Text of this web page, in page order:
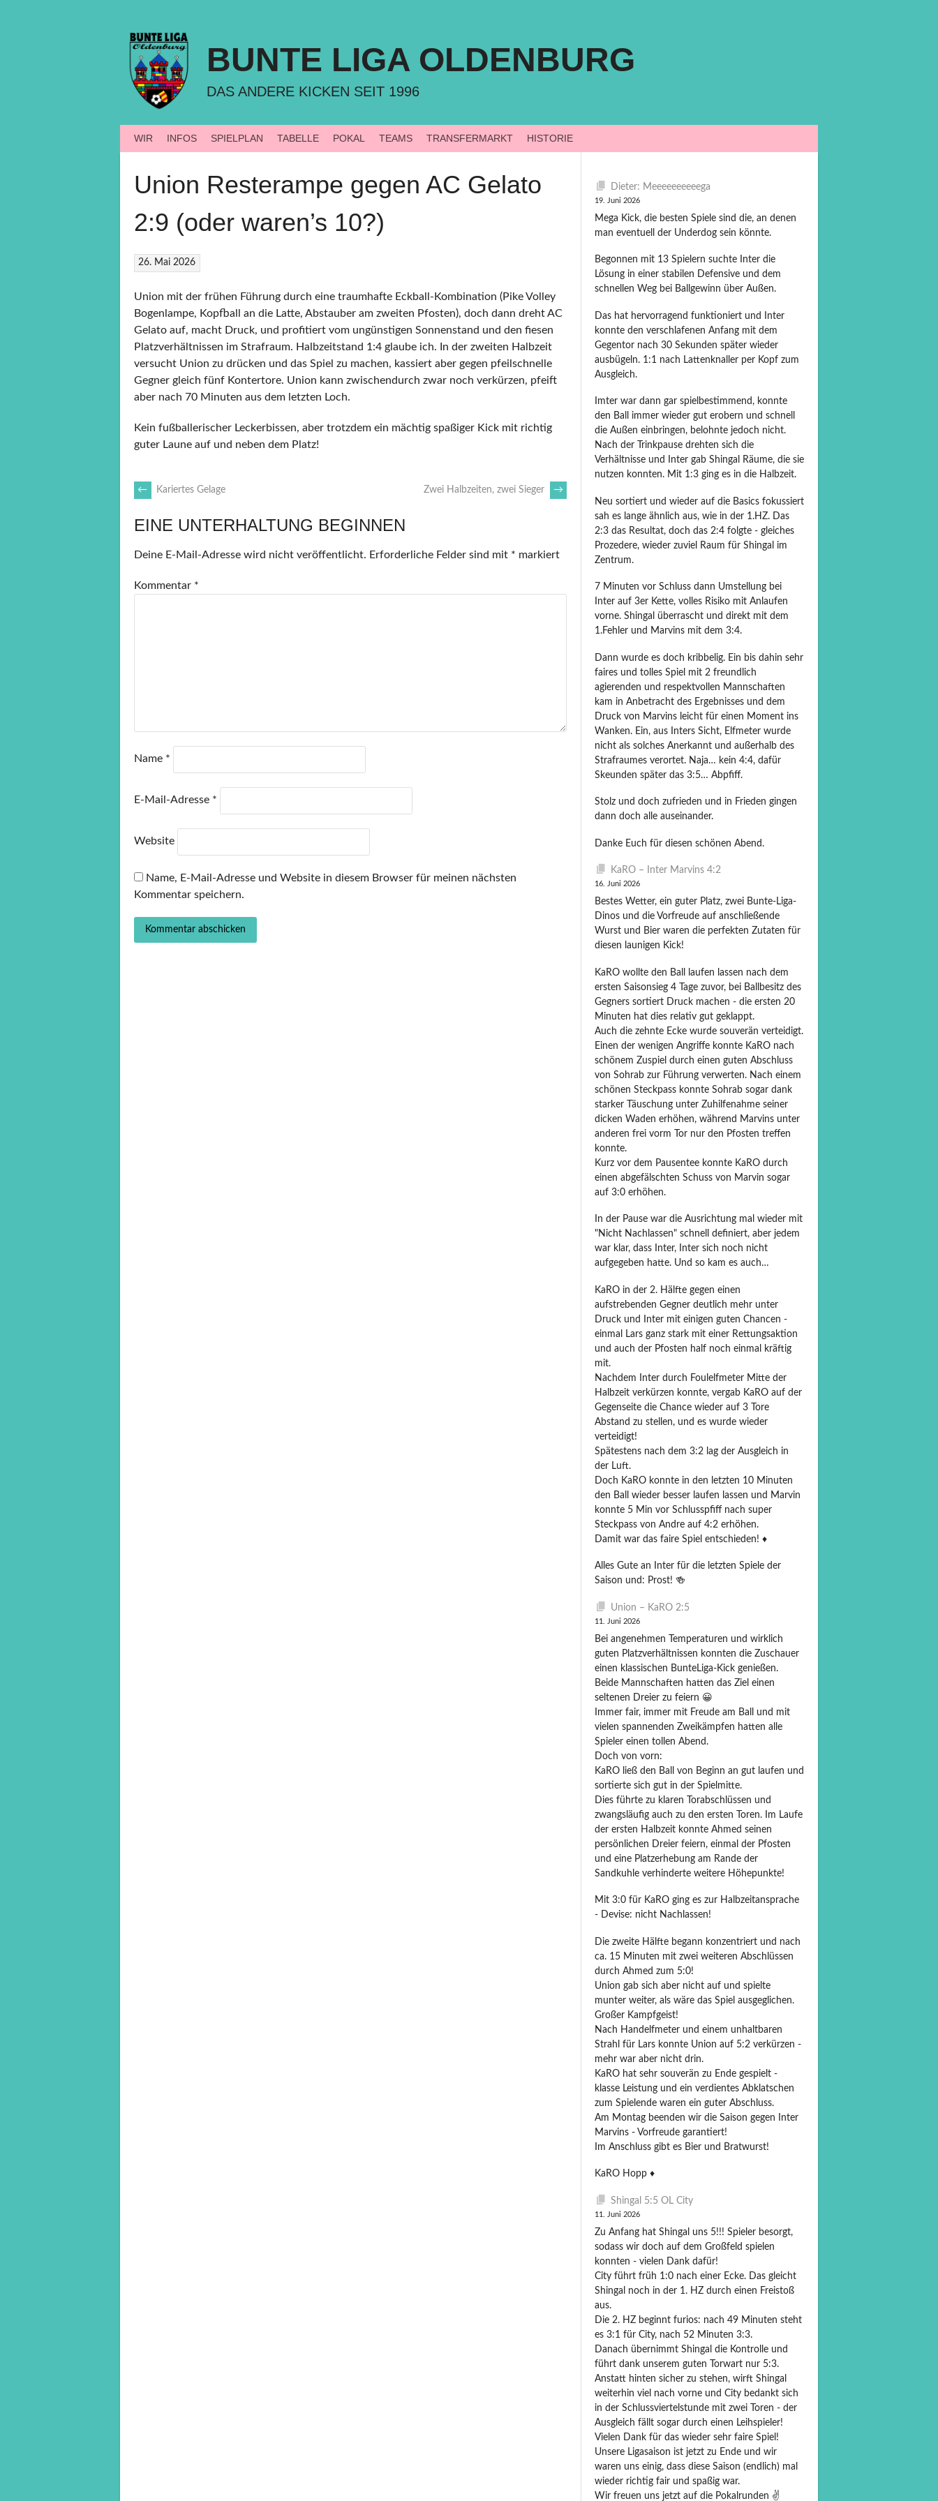
BUNTE LIGA OLDENBURG
DAS ANDERE KICKEN SEIT 1996
WIR INFOS SPIELPLAN TABELLE POKAL TEAMS TRANSFERMARKT HISTORIE
Union Resterampe gegen AC Gelato
2:9 (oder waren’s 10?)
26. Mai 2026
Union mit der frühen Führung durch eine traumhafte Eckball-Kombination (Pike Volley
Bogenlampe, Kopfball an die Latte, Abstauber am zweiten Pfosten), doch dann dreht AC
Gelato auf, macht Druck, und profitiert vom ungünstigen Sonnenstand und den fiesen
Platzverhältnissen im Strafraum. Halbzeitstand 1:4 glaube ich. In der zweiten Halbzeit
versucht Union zu drücken und das Spiel zu machen, kassiert aber gegen pfeilschnelle
Gegner gleich fünf Kontertore. Union kann zwischendurch zwar noch verkürzen, pfeift
aber nach 70 Minuten aus dem letzten Loch.
Kein fußballerischer Leckerbissen, aber trotzdem ein mächtig spaßiger Kick mit richtig
guter Laune auf und neben dem Platz!
ARTIKEL-
NAVIGATION
← Kariertes Gelage Zwei Halbzeiten, zwei Sieger →
EINE UNTERHALTUNG BEGINNEN
Deine E-Mail-Adresse wird nicht veröffentlicht. Erforderliche Felder sind mit * markiert
Kommentar *
Name *
E-Mail-Adresse *
Website
Name, E-Mail-Adresse und Website in diesem Browser für meinen nächsten
Kommentar speichern.
Dieter: Meeeeeeeeeega
19. Juni 2026
Mega Kick, die besten Spiele sind die, an denen
man eventuell der Underdog sein könnte.
Begonnen mit 13 Spielern suchte Inter die
Lösung in einer stabilen Defensive und dem
schnellen Weg bei Ballgewinn über Außen.
Das hat hervorragend funktioniert und Inter
konnte den verschlafenen Anfang mit dem
Gegentor nach 30 Sekunden später wieder
ausbügeln. 1:1 nach Lattenknaller per Kopf zum
Ausgleich.
Imter war dann gar spielbestimmend, konnte
den Ball immer wieder gut erobern und schnell
die Außen einbringen, belohnte jedoch nicht.
Nach der Trinkpause drehten sich die
Verhältnisse und Inter gab Shingal Räume, die sie
nutzen konnten. Mit 1:3 ging es in die Halbzeit.
Neu sortiert und wieder auf die Basics fokussiert
sah es lange ähnlich aus, wie in der 1.HZ. Das
2:3 das Resultat, doch das 2:4 folgte - gleiches
Prozedere, wieder zuviel Raum für Shingal im
Zentrum.
7 Minuten vor Schluss dann Umstellung bei
Inter auf 3er Kette, volles Risiko mit Anlaufen
vorne. Shingal überrascht und direkt mit dem
1.Fehler und Marvins mit dem 3:4.
Dann wurde es doch kribbelig. Ein bis dahin sehr
faires und tolles Spiel mit 2 freundlich
agierenden und respektvollen Mannschaften
kam in Anbetracht des Ergebnisses und dem
Druck von Marvins leicht für einen Moment ins
Wanken. Ein, aus Inters Sicht, Elfmeter wurde
nicht als solches Anerkannt und außerhalb des
Strafraumes verortet. Naja… kein 4:4, dafür
Skeunden später das 3:5… Abpfiff.
Stolz und doch zufrieden und in Frieden gingen
dann doch alle auseinander.
Danke Euch für diesen schönen Abend.
KaRO – Inter Marvins 4:2
16. Juni 2026
Bestes Wetter, ein guter Platz, zwei Bunte-Liga-
Dinos und die Vorfreude auf anschließende
Wurst und Bier waren die perfekten Zutaten für
diesen launigen Kick!
KaRO wollte den Ball laufen lassen nach dem
ersten Saisonsieg 4 Tage zuvor, bei Ballbesitz des
Gegners sortiert Druck machen - die ersten 20
Minuten hat dies relativ gut geklappt.
Auch die zehnte Ecke wurde souverän verteidigt.
Einen der wenigen Angriffe konnte KaRO nach
schönem Zuspiel durch einen guten Abschluss
von Sohrab zur Führung verwerten. Nach einem
schönen Steckpass konnte Sohrab sogar dank
starker Täuschung unter Zuhilfenahme seiner
dicken Waden erhöhen, während Marvins unter
anderen frei vorm Tor nur den Pfosten treffen
konnte.
Kurz vor dem Pausentee konnte KaRO durch
einen abgefälschten Schuss von Marvin sogar
auf 3:0 erhöhen.
In der Pause war die Ausrichtung mal wieder mit
"Nicht Nachlassen" schnell definiert, aber jedem
war klar, dass Inter, Inter sich noch nicht
aufgegeben hatte. Und so kam es auch…
KaRO in der 2. Hälfte gegen einen
aufstrebenden Gegner deutlich mehr unter
Druck und Inter mit einigen guten Chancen -
einmal Lars ganz stark mit einer Rettungsaktion
und auch der Pfosten half noch einmal kräftig
mit.
Nachdem Inter durch Foulelfmeter Mitte der
Halbzeit verkürzen konnte, vergab KaRO auf der
Gegenseite die Chance wieder auf 3 Tore
Abstand zu stellen, und es wurde wieder
verteidigt!
Spätestens nach dem 3:2 lag der Ausgleich in
der Luft.
Doch KaRO konnte in den letzten 10 Minuten
den Ball wieder besser laufen lassen und Marvin
konnte 5 Min vor Schlusspfiff nach super
Steckpass von Andre auf 4:2 erhöhen.
Damit war das faire Spiel entschieden! ♦️
Alles Gute an Inter für die letzten Spiele der
Saison und: Prost! 🍻
Union – KaRO 2:5
11. Juni 2026
Bei angenehmen Temperaturen und wirklich
guten Platzverhältnissen konnten die Zuschauer
einen klassischen BunteLiga-Kick genießen.
Beide Mannschaften hatten das Ziel einen
seltenen Dreier zu feiern 😀
Immer fair, immer mit Freude am Ball und mit
vielen spannenden Zweikämpfen hatten alle
Spieler einen tollen Abend.
Doch von vorn:
KaRO ließ den Ball von Beginn an gut laufen und
sortierte sich gut in der Spielmitte.
Dies führte zu klaren Torabschlüssen und
zwangsläufig auch zu den ersten Toren. Im Laufe
der ersten Halbzeit konnte Ahmed seinen
persönlichen Dreier feiern, einmal der Pfosten
und eine Platzerhebung am Rande der
Sandkuhle verhinderte weitere Höhepunkte!
Mit 3:0 für KaRO ging es zur Halbzeitansprache
- Devise: nicht Nachlassen!
Die zweite Hälfte begann konzentriert und nach
ca. 15 Minuten mit zwei weiteren Abschlüssen
durch Ahmed zum 5:0!
Union gab sich aber nicht auf und spielte
munter weiter, als wäre das Spiel ausgeglichen.
Großer Kampfgeist!
Nach Handelfmeter und einem unhaltbaren
Strahl für Lars konnte Union auf 5:2 verkürzen -
mehr war aber nicht drin.
KaRO hat sehr souverän zu Ende gespielt -
klasse Leistung und ein verdientes Abklatschen
zum Spielende waren ein guter Abschluss.
Am Montag beenden wir die Saison gegen Inter
Marvins - Vorfreude garantiert!
Im Anschluss gibt es Bier und Bratwurst!
KaRO Hopp ♦️
Shingal 5:5 OL City
11. Juni 2026
Zu Anfang hat Shingal uns 5!!! Spieler besorgt,
sodass wir doch auf dem Großfeld spielen
konnten - vielen Dank dafür!
City führt früh 1:0 nach einer Ecke. Das gleicht
Shingal noch in der 1. HZ durch einen Freistoß
aus.
Die 2. HZ beginnt furios: nach 49 Minuten steht
es 3:1 für City, nach 52 Minuten 3:3.
Danach übernimmt Shingal die Kontrolle und
führt dank unserem guten Torwart nur 5:3.
Anstatt hinten sicher zu stehen, wirft Shingal
weiterhin viel nach vorne und City bedankt sich
in der Schlussviertelstunde mit zwei Toren - der
Ausgleich fällt sogar durch einen Leihspieler!
Vielen Dank für das wieder sehr faire Spiel!
Unsere Ligasaison ist jetzt zu Ende und wir
waren uns einig, dass diese Saison (endlich) mal
wieder richtig fair und spaßig war.
Wir freuen uns jetzt auf die Pokalrunden ✌️